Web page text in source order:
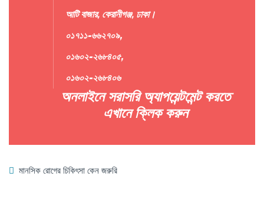
আটি বাজার, কেরানীগঞ্জ, ঢাকা।
০১৭১১-৬৬২৭০৯,
০১৬০২-২৬৮৪০৫,
০১৬০২-২৬৮৪০৬
অনলাইনে সরাসরি অ্যাপয়েন্টমেন্ট করতে
এখানে ক্লিক করুন
মানসিক রোগের চিকিৎসা কেন জরুরি